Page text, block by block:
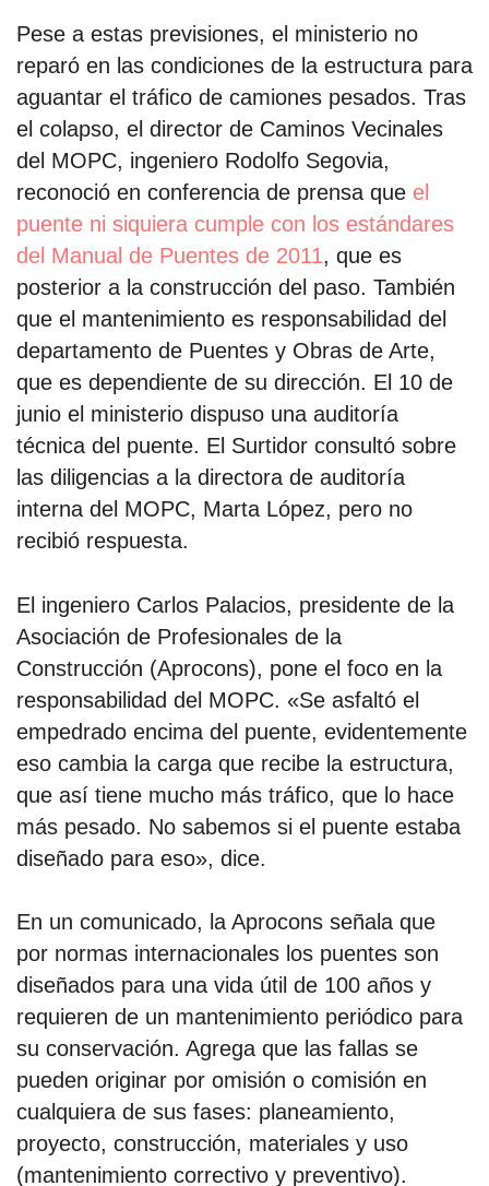
Pese a estas previsiones, el ministerio no
reparó en las condiciones de la estructura para
aguantar el tráfico de camiones pesados. Tras
el colapso, el director de Caminos Vecinales
del MOPC, ingeniero Rodolfo Segovia,
reconoció en conferencia de prensa que el
puente ni siquiera cumple con los estándares
del Manual de Puentes de 2011, que es
posterior a la construcción del paso. También
que el mantenimiento es responsabilidad del
departamento de Puentes y Obras de Arte,
que es dependiente de su dirección. El 10 de
junio el ministerio dispuso una auditoría
técnica del puente. El Surtidor consultó sobre
las diligencias a la directora de auditoría
interna del MOPC, Marta López, pero no
recibió respuesta.
El ingeniero Carlos Palacios, presidente de la
Asociación de Profesionales de la
Construcción (Aprocons), pone el foco en la
responsabilidad del MOPC. «Se asfaltó el
empedrado encima del puente, evidentemente
eso cambia la carga que recibe la estructura,
que así tiene mucho más tráfico, que lo hace
más pesado. No sabemos si el puente estaba
diseñado para eso», dice.
En un comunicado, la Aprocons señala que
por normas internacionales los puentes son
diseñados para una vida útil de 100 años y
requieren de un mantenimiento periódico para
su conservación. Agrega que las fallas se
pueden originar por omisión o comisión en
cualquiera de sus fases: planeamiento,
proyecto, construcción, materiales y uso
(mantenimiento correctivo y preventivo).